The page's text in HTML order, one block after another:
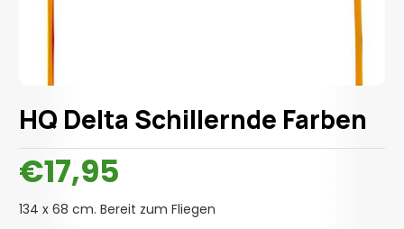
HQ Delta Schillernde Farben
€17,95
134 x 68 cm. Bereit zum Fliegen